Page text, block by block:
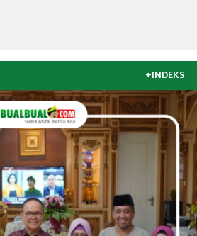
+INDEKS